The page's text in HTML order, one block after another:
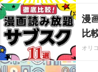
漫
比
オリ